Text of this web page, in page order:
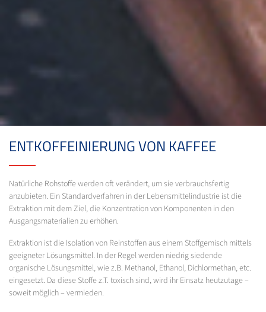
ENTKOFFEINIERUNG VON KAFFEE
Natürliche Rohstoffe werden oft verändert, um sie verbrauchsfertig
anzubieten. Ein Standardverfahren in der Lebensmittelindustrie ist die
Extraktion mit dem Ziel, die Konzentration von Komponenten in den
Ausgangsmaterialien zu erhöhen.
Extraktion ist die Isolation von Reinstoffen aus einem Stoffgemisch mittels
geeigneter Lösungsmittel. In der Regel werden niedrig siedende
organische Lösungsmittel, wie z.B. Methanol, Ethanol, Dichlormethan, etc.
eingesetzt. Da diese Stoffe z.T. toxisch sind, wird ihr Einsatz heutzutage –
soweit möglich – vermieden.